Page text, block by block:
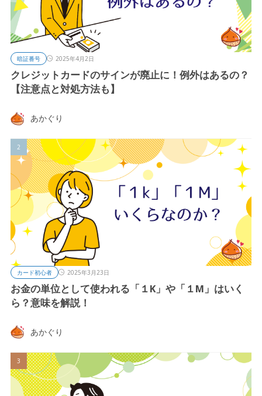
暗証番号 2025年4月2日
クレジットカードのサインが廃止に！例外はあるの？
【注意点と対処方法も】
あかぐり
カード初心者 2025年3月23日
お金の単位として使われる「１K」や「１M」はいく
ら？意味を解説！
あかぐり